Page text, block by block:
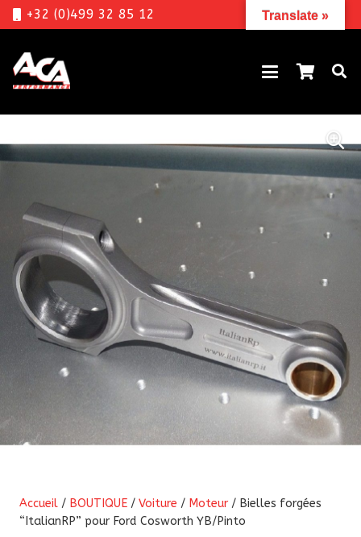
+32 (0)499 32 85 12
Accueil / BOUTIQUE / Voiture / Moteur / Bielles forgées
“ItalianRP” pour Ford Cosworth YB/Pinto
Translate »